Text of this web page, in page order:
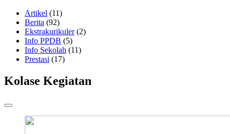
Artikel (11)
Berita (92)
Ekstrakurikuler(2)
Info PPDB (5)
Info Sekolah (11)
Prestasi (17)
Kolase Kegiatan